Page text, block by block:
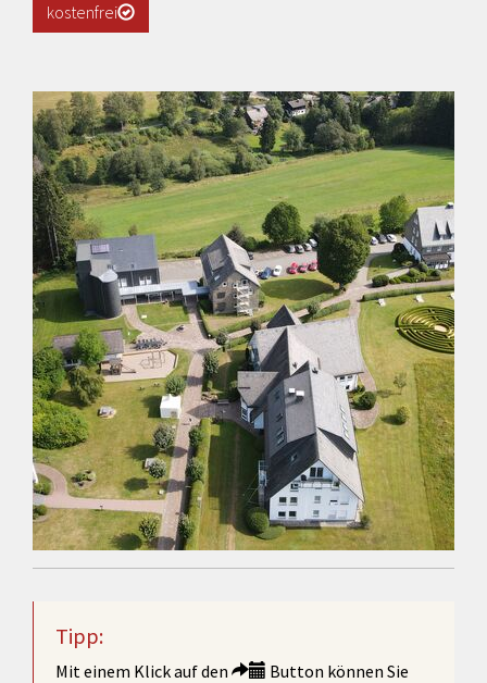
kostenfrei
Tipp:
Mit einem Klick auf den
Button können Sie